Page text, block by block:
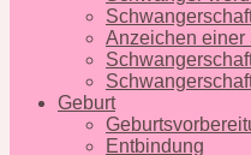
Anzeichen einer
Geburt
Entbindung